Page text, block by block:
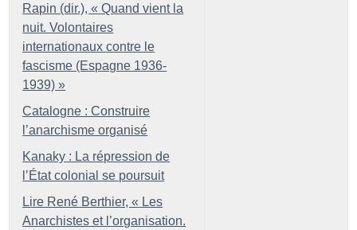
Rapin (dir.), « Quand vient la
nuit. Volontaires
internationaux contre le
fascisme (Espagne 1936-
1939) »
Catalogne : Construire
l’anarchisme organisé
Kanaky : La répression de
l’État colonial se poursuit
Lire René Berthier, « Les
Anarchistes et l’organisation.